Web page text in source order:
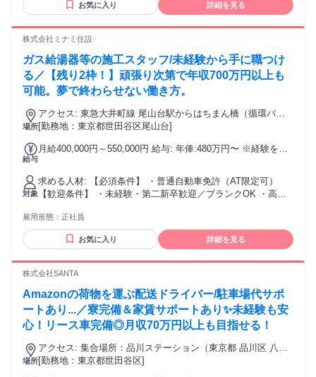
お気に入り 詳細を見る
株式会社ミナミ住設
ガス給湯器等の施工スタッフ/未経験から手に職つけ
る／【残り2枠！】頑張り次第で年収700万円以上も
可能。夢で終わらせない働き方。
場所
アクセス: 東急大井町線 尾山台駅からはちまん橋（循環バ
ス） 乗車時間：約7〜9分、下車後：徒歩1分程度
[勤務地：東京都世田谷区尾山台]
給与
月給400,000円～550,000円 給与: 年俸:480万円〜 ※経験を考
万円＋インセンティブ ▶入社5年目／年収750万円以上 年収
600万円＋インセンティブ 独り立ち後はインセンティブ支
給。 安定かつ、しっかり稼げます！
対象
求める人材: 【必須条件】 ・普通自動車免許（AT限定可）
【歓迎条件】 ・未経験・第二新卒歓迎／ブランクOK ・高卒
んな方活躍できます！】 ☆長く活躍できる環境をお探しの方
☆資格を取りながらスキルアップしたい方 ☆未経験から稼げ
る仕事がしたい方 ☆身体を動かす仕事が好きな方 飲食・夜勤
中！
雇用形態： 正社員
お気に入り 詳細を見る
株式会社SANTA
Amazonの荷物を運ぶ配送ドライバー/駐車場代サポ
ートあり...／寮完備＆家賃サポートあり✨未経験も安
心！リース車完備◎月収70万円以上も目指せる！
場所
アクセス: 集合場所：品川ステーション（東京都 品川区 八潮
3-3-6 東京レールゲート EAST 1階）
[勤務地：東京都世田谷区]